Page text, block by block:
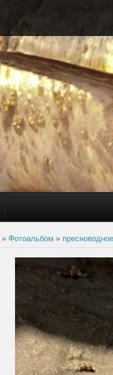
» Фотоальбом »